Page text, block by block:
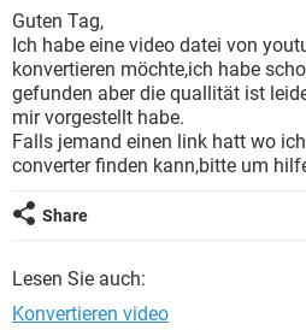
WHATSAPP
FACEBOOK
WINDOWS 10
WHATSAPP
FACEBOOK
SPIELE
ANDROID
WINDOWS 10
WHATSAPP
FACEBOOK
Guten Tag,
Ich habe eine video datei von
konvertieren möchte,ich habe
gefunden aber die quallität ist
mir vorgestellt habe.
Falls jemand einen link hatt wo
converter finden kann,bitte um
Share
Lesen Sie auch:
Konvertieren video